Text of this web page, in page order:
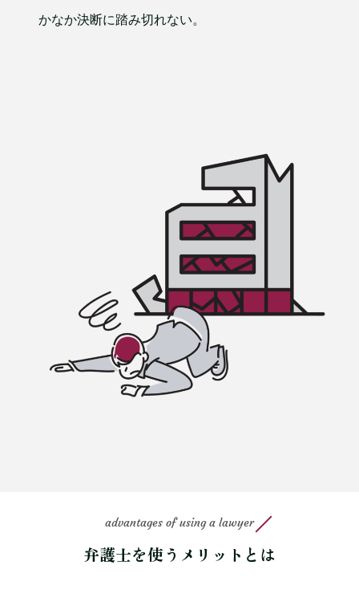
かなか決断に踏み切れない。
advantages of using a lawyer
弁護士を使うメリットとは